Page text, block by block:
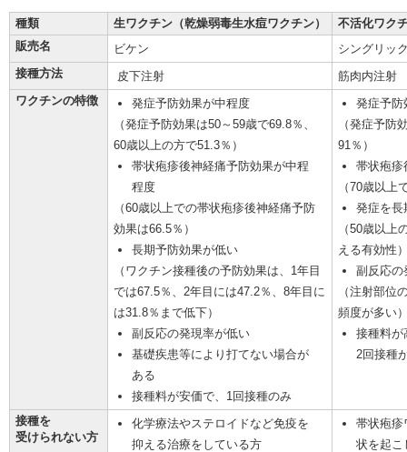
種類 生ワクチン（乾燥弱毒生水痘ワクチン）
不活化ワク
販売名
ビケン
シングリッ
接種方法
皮下注射
筋肉内注射
ワクチンの特徴
発症予防効果が中程度
（発症予防効果は50～59歳で69.8％、
60歳以上の方で51.3％）
帯状疱疹後神経痛予防効果が中程
程度
（60歳以上での帯状疱疹後神経痛予防
効果は66.5％）
長期予防効果が低い
（ワクチン接種後の予防効果は、1年目
では67.5％、2年目には47.2％、8年目に
は31.8％まで低下）
副反応の発現率が低い
基礎疾患等により打てない場合が
ある
接種料が安価で、1回接種のみ
発症予防
（発症予防
91％）
帯状疱疹
（70歳以上
発症を長
（50歳以上
える有効性
副反応の
（注射部位
頻度が多い
接種料が
2回接種
接種を
受けられない方
化学療法やステロイドなど免疫を
抑える治療をしている方
帯状疱疹
状を起こ